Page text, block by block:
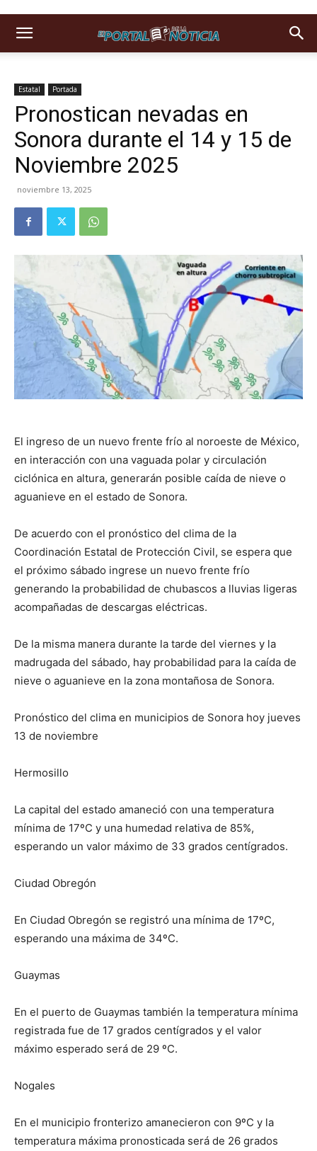
Estatal Portada
Pronostican nevadas en
Sonora durante el 14 y 15 de
Noviembre 2025
noviembre 13, 2025
El ingreso de un nuevo frente frío al noroeste de México,
en interacción con una vaguada polar y circulación
ciclónica en altura, generarán posible caída de nieve o
aguanieve en el estado de Sonora.
De acuerdo con el pronóstico del clima de la
Coordinación Estatal de Protección Civil, se espera que
el próximo sábado ingrese un nuevo frente frío
generando la probabilidad de chubascos a lluvias ligeras
acompañadas de descargas eléctricas.
De la misma manera durante la tarde del viernes y la
madrugada del sábado, hay probabilidad para la caída de
nieve o aguanieve en la zona montañosa de Sonora.
Pronóstico del clima en municipios de Sonora hoy jueves
13 de noviembre
Hermosillo
La capital del estado amaneció con una temperatura
mínima de 17ºC y una humedad relativa de 85%,
esperando un valor máximo de 33 grados centígrados.
Ciudad Obregón
En Ciudad Obregón se registró una mínima de 17ºC,
esperando una máxima de 34ºC.
Guaymas
En el puerto de Guaymas también la temperatura mínima
registrada fue de 17 grados centígrados y el valor
máximo esperado será de 29 ºC.
Nogales
En el municipio fronterizo amanecieron con 9ºC y la
temperatura máxima pronosticada será de 26 grados